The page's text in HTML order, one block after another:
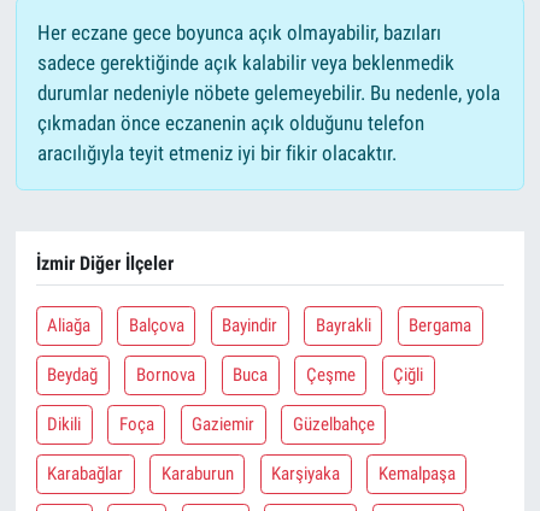
Her eczane gece boyunca açık olmayabilir, bazıları
sadece gerektiğinde açık kalabilir veya beklenmedik
durumlar nedeniyle nöbete gelemeyebilir. Bu nedenle, yola
çıkmadan önce eczanenin açık olduğunu telefon
aracılığıyla teyit etmeniz iyi bir fikir olacaktır.
İzmir Diğer İlçeler
Aliağa Balçova Bayindir Bayrakli Bergama
Beydağ Bornova Buca Çeşme Çiğli
Dikili Foça Gaziemir Güzelbahçe
Karabağlar Karaburun Karşiyaka Kemalpaşa